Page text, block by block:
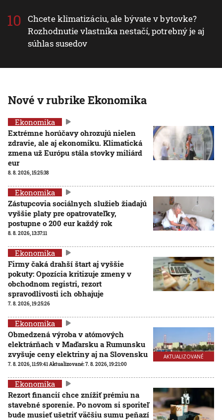
Chcete klimatizáciu, ale bývate v bytovke?
Rozhodnutie vlastníka nestačí, potrebný je aj
súhlas susedov
Nové v rubrike Ekonomika
Ekonomika
Extrémne horúčavy ohrozujú nielen
zdravie, ale aj ekonomiku. Klimatická
zmena už Európu stála stovky miliárd
eur
8. 8. 2026, 15:25:38
Ekonomika
Zástupcovia sociálnych služieb žiadajú
vyššie platy pre opatrovateľky,
postupne o 200 eur každý rok
8. 8. 2026, 13:37:11
Ekonomika
Firmy čaká drahší štart aj vyššie
pokuty: Opozícia kritizuje zmeny v
obchodnom registri, rezort
spravodlivosti ich obhajuje
7. 8. 2026, 19:25:26
AKTUALIZOVANÉ
Ekonomika
Obmedzená výroba v atómových
elektrárňach v Maďarsku a Rumunsku
zvyšuje ceny elektriny aj na Slovensku
7. 8. 2026, 11:59:41 Aktualizované:7. 8. 2026, 19:21:00
Ekonomika
Rezort financií chce znížiť prémiu na
stavebné sporenie. Po novom si sporiteľ
bude musieť ušetriť väčšiu sumu peňazí